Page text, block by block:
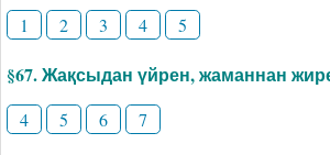
1 2 3 4 5
§67. Жақсыдан үйрен, жаманнан
4 5 6 7